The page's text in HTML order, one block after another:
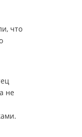
что
не